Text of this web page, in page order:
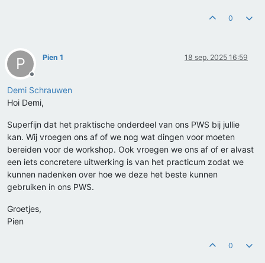
0
P
Offline
Pien 1 18 sep. 2025 16:59
Demi Schrauwen
Hoi Demi,
Superfijn dat het praktische onderdeel van ons PWS bij jullie
kan. Wij vroegen ons af of we nog wat dingen voor moeten
bereiden voor de workshop. Ook vroegen we ons af of er alvast
een iets concretere uitwerking is van het practicum zodat we
kunnen nadenken over hoe we deze het beste kunnen
gebruiken in ons PWS.
Groetjes,
Pien
0